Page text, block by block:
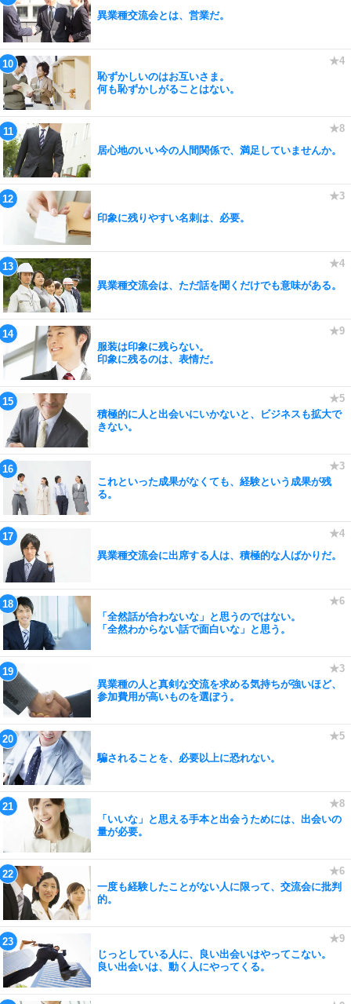
異業種交流会とは、営業だ。
恥ずかしいのはお互いさま。
何も恥ずかしがることはない。
居心地のいい今の人間関係で、満足していませんか。
印象に残りやすい名刺は、必要。
異業種交流会は、ただ話を聞くだけでも意味がある。
服装は印象に残らない。
印象に残るのは、表情だ。
積極的に人と出会いにいかないと、ビジネスも拡大で
きない。
これといった成果がなくても、経験という成果が残
る。
異業種交流会に出席する人は、積極的な人ばかりだ。
「全然話が合わないな」と思うのではない。
「全然わからない話で面白いな」と思う。
異業種の人と真剣な交流を求める気持ちが強いほど、
参加費用が高いものを選ぼう。
騙されることを、必要以上に恐れない。
「いいな」と思える手本と出会うためには、出会いの
量が必要。
一度も経験したことがない人に限って、交流会に批判
的。
じっとしている人に、良い出会いはやってこない。
良い出会いは、動く人にやってくる。